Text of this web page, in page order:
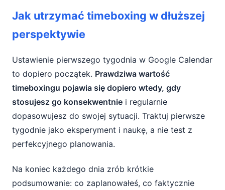
Jak utrzymać timeboxing w dłuższej
perspektywie
Ustawienie pierwszego tygodnia w Google Calendar
to dopiero początek. Prawdziwa wartość
timeboxingu pojawia się dopiero wtedy, gdy
stosujesz go konsekwentnie i regularnie
dopasowujesz do swojej sytuacji. Traktuj pierwsze
tygodnie jako eksperyment i naukę, a nie test z
perfekcyjnego planowania.
Na koniec każdego dnia zrób krótkie
podsumowanie: co zaplanowałeś, co faktycznie